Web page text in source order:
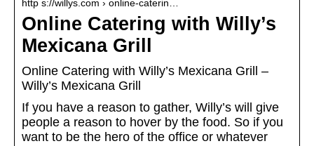
http s://willys.com › online-caterin…
Online Catering with Willy’s
Mexicana Grill
Online Catering with Willy’s Mexicana Grill –
Willy’s Mexicana Grill
If you have a reason to gather, Willy’s will give
people a reason to hover by the food. So if you
want to be the hero of the office or whatever